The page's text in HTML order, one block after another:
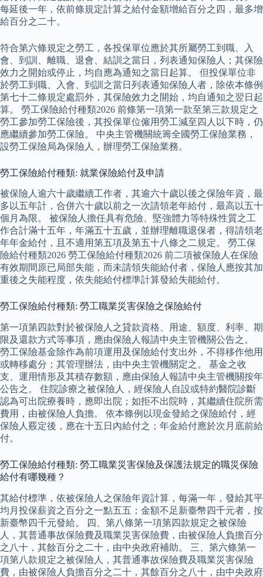
每延後一年，依前條規定計算之給付金額增給百分之四，最多增
給百分之二十。
符合第六條規定之勞工，各投保單位應於其所屬勞工到職、入
會、到訓、離職、退會、結訓之當日，列表通知保險人；其保險
效力之開始或停止，均自應為通知之當日起算。 但投保單位非
於勞工到職、入會、到訓之當日列表通知保險人者，除依本條例
第七十二條規定處罰外，其保險效力之開始，均自通知之翌日起
算。 勞工保險給付種類2026 前條第一項第一款至第三款規定之
勞工參加勞工保險後，其投保單位僱用勞工減至四人以下時，仍
應繼續參加勞工保險。 中央主管機關統籌全國勞工保險業務，
設勞工保險局為保險人，辦理勞工保險業務。
勞工保險給付種類: 就業保險給付及申請
被保險人逾六十歲繼續工作者，其逾六十歲以後之保險年資，最
多以五年計，合併六十歲以前之一次請領老年給付，最高以五十
個月為限。 被保險人擔任具有危險、堅強體力等特殊性質之工
作合計滿十五年，年滿五十五歲，並辦理離職退保者，得請領老
年年金給付，且不適用第五項及第五十八條之二規定。 勞工保
險給付種類2026 勞工保險給付種類2026 前二項被保險人在保險
有效期間原已局部失能，而未請領失能給付者，保險人應按其加
重後之失能程度，依失能給付標準計算發給失能給付。
勞工保險給付種類: 勞工職業災害保險之保險給付
第一項第四款對於被保險人之貸款資格、用途、額度、利率、期
限及還款方式等事項，應由保險人報請中央主管機關公告之。
勞工保險基金除作為前項運用及保險給付支出外，不得移作他用
或轉移處分；其管理辦法，由中央主管機關定之。 基金之收
支、運用情形及其積存數額，應由保險人報請中央主管機關按年
公告之。 住院診療之被保險人，經保險人自設或特約醫院診斷
認為可出院療養時，應即出院；如拒不出院時，其繼續住院所需
費用，由被保險人負擔。 依本條例以現金發給之保險給付，經
保險人覈定後，應在十五日內給付之；年金給付應於次月底前給
付。
勞工保險給付種類: 勞工職業災害保險及保護法規定的職災保險
給付有哪幾種？
其給付標準，依被保險人之保險年資計算，每滿一年，發給其平
均月投保薪資之百分之一點五五；金額不足新臺幣四千元者，按
新臺幣四千元發給。 四、第八條第一項第四款規定之被保險
人，其普通事故保險費及職業災害保險費，由被保險人負擔百分
之八十，其餘百分之二十，由中央政府補助。 三、第六條第一
項第八款規定之被保險人，其普通事故保險費及職業災害保險
費，由被保險人負擔百分之二十，其餘百分之八十，由中央政府